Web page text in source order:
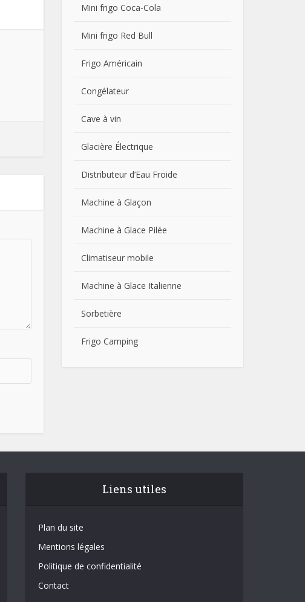
Mini frigo Coca-Cola
Mini frigo Red Bull
Frigo Américain
Congélateur
Cave à vin
Glacière Électrique
Distributeur d’Eau Froide
Machine à Glaçon
Machine à Glace Pilée
Climatiseur mobile
Machine à Glace Italienne
Sorbetière
Frigo Camping
Liens utiles
Plan du site
Mentions légales
Politique de confidentialité
Contact